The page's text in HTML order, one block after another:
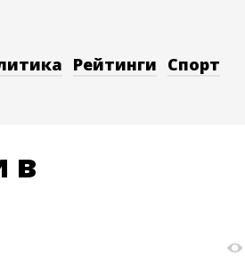
Рейтинги Спорт
в